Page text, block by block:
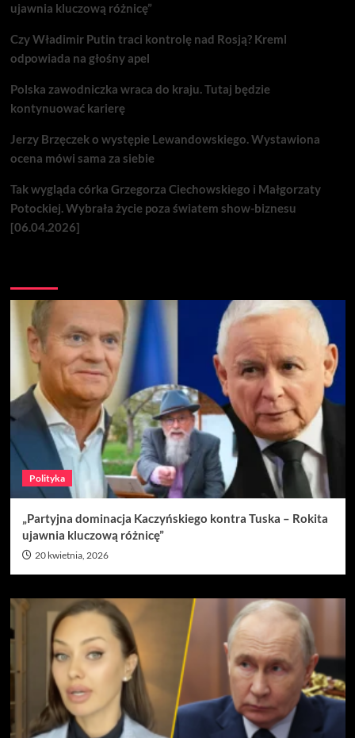
ujawnia kluczową różnicę”
Czy Władimir Putin traci kontrolę nad Rosją? Kreml
odpowiada na głośny apel
Polska zawodniczka wraca do kraju. Tutaj będzie
kontynuować karierę
Jerzy Brzęczek o występie Lewandowskiego. Wystawiona
ocena mówi sama za siebie
Tak wygląda córka Grzegorza Ciechowskiego i Małgorzaty
Potockiej. Wybrała życie poza światem show-biznesu
[06.04.2026]
Polityka
„Partyjna dominacja Kaczyńskiego kontra Tuska – Rokita
ujawnia kluczową różnicę”
20 kwietnia, 2026